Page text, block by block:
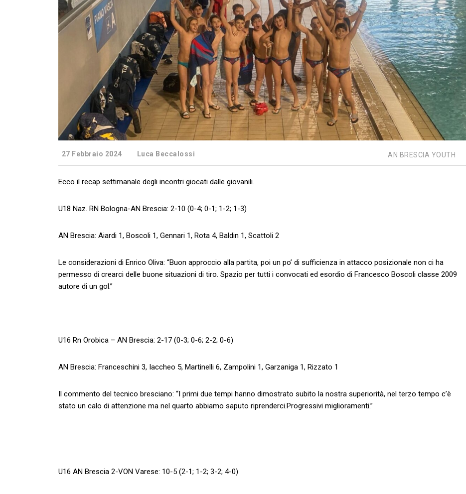
27 Febbraio 2024 Luca Beccalossi AN BRESCIA YOUTH
Ecco il recap settimanale degli incontri giocati dalle giovanili.
U18 Naz. RN Bologna-AN Brescia: 2-10 (0-4; 0-1; 1-2; 1-3)
AN Brescia: Aiardi 1, Boscoli 1, Gennari 1, Rota 4, Baldin 1, Scattoli 2
Le considerazioni di Enrico Oliva: “Buon approccio alla partita, poi un po’ di sufficienza in attacco posizionale non ci ha
permesso di crearci delle buone situazioni di tiro. Spazio per tutti i convocati ed esordio di Francesco Boscoli classe 2009
autore di un gol.”
U16 Rn Orobica – AN Brescia: 2-17 (0-3; 0-6; 2-2; 0-6)
AN Brescia: Franceschini 3, Iaccheo 5, Martinelli 6, Zampolini 1, Garzaniga 1, Rizzato 1
Il commento del tecnico bresciano: “I primi due tempi hanno dimostrato subito la nostra superiorità, nel terzo tempo c’è
stato un calo di attenzione ma nel quarto abbiamo saputo riprenderci.Progressivi miglioramenti.”
U16 AN Brescia 2-VON Varese: 10-5 (2-1; 1-2; 3-2; 4-0)